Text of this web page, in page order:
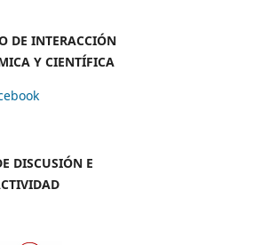
DE INTERACCIÓN
Y CIENTÍFICA
DISCUSIÓN E